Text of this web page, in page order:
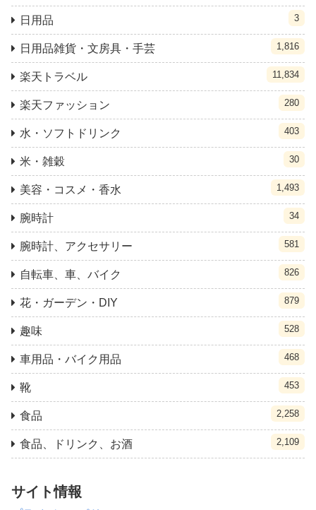
日用品 3
日用品雑貨・文房具・手芸 1,816
楽天トラベル 11,834
楽天ファッション 280
水・ソフトドリンク 403
米・雑穀 30
美容・コスメ・香水 1,493
腕時計 34
腕時計、アクセサリー 581
自転車、車、バイク 826
花・ガーデン・DIY 879
趣味 528
車用品・バイク用品 468
靴 453
食品 2,258
食品、ドリンク、お酒 2,109
サイト情報